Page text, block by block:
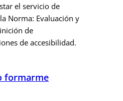
el servicio de
Norma: Evaluación y
de
de accesibilidad.
formarme